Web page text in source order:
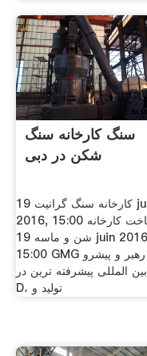
سنگ کارخانه سنگ
شکن در دبی
کارخانه سنگ گرانیت 19 juin
2016, 15:00 ساخت کارخانه
شن و ماسه 19 juin 2016,
15:00 GMG یک رهبر و پیشرو
بین المللی پیشرفته ترین در R
D، تولید و